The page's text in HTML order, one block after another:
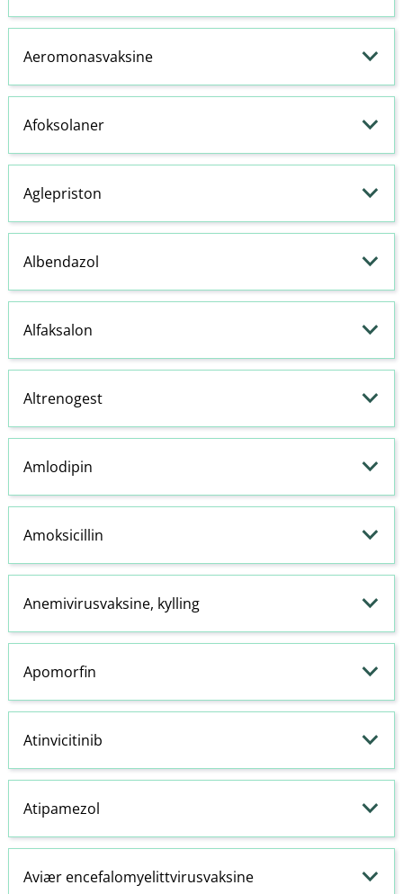
Aeromonasvaksine
Afoksolaner
Aglepriston
Albendazol
Alfaksalon
Altrenogest
Amlodipin
Amoksicillin
Anemivirusvaksine, kylling
Apomorfin
Atinvicitinib
Atipamezol
Aviær encefalomyelittvirusvaksine